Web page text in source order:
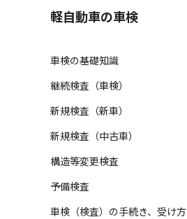
軽自動車の車検
車検の基礎知識
継続検査（車検）
新規検査（新車）
新規検査（中古車）
構造等変更検査
予備検査
車検（検査）の手続き、受け方